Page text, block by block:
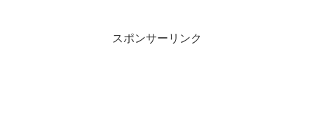
沿いに位置するお宿。冬期はふ
ぐ料理、かに料理が人...
スポンサーリンク